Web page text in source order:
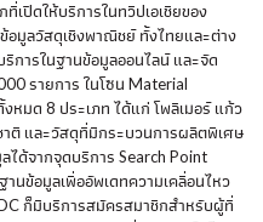
เปิดให้บริการในทวีปเอเชียของ
อมูลวัสดุเชิงพาณิชย์ ทั้งไทยและต่าง
การในฐานข้อมูลออนไลน์ และจัด
รายการ ในโซน Material
หมด 8 ประเภท ได้แก่ โพลิเมอร์ แก้ว
าติ และวัสดุที่มีกระบวนการผลิตพิเศษ
ได้จากจุดบริการ Search Point
นข้อมูลเพื่ออัพเดทความเคลื่อนไหว
ก็มีบริการสมัครสมาชิกสำหรับผู้ที่